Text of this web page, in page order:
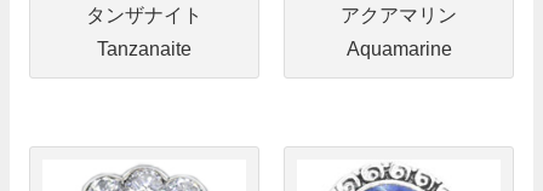
タンザナイト
Tanzanaite
アクアマリン
Aquamarine